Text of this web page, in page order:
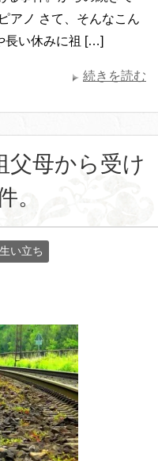
アノ さて、そんなこん
長い休みに祖 […]
続きを読む
父母から受け
。
生い立ち